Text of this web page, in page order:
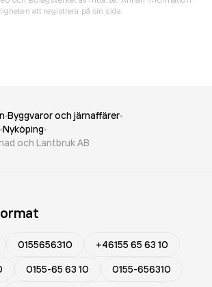
att registrera på sin sida.
Byggvaror och järnaffärer
Nyköping
och Lantbruk AB
0155656310
+46155 65 63 10
0155-65 63 10
0155-656310